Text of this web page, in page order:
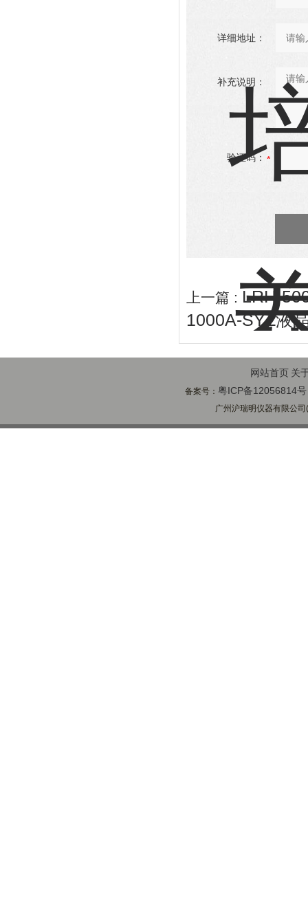
详细地址：
补充说明：
验证码：
上一篇 : LRH-
1000A-SYZ液
网站首页 关
备案号： 粤ICP备12056814号
广州沪瑞明仪器有限公